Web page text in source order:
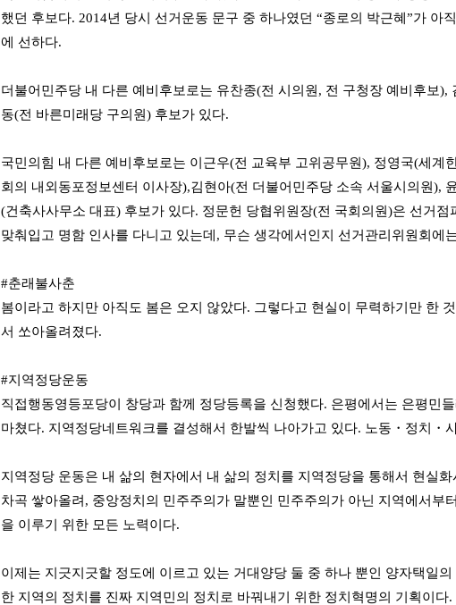
했던 후보다. 2014년 당시 선거운동 문구 중 하나였던 “종로의 박근혜”가 아
에 선하다.
더불어민주당 내 다른 예비후보로는 유찬종(전 시의원, 전 구청장 예비후보),
동(전 바른미래당 구의원) 후보가 있다.
국민의힘 내 다른 예비후보로는 이근우(전 교육부 고위공무원), 정영국(세계
회의 내외동포정보센터 이사장),김현아(전 더불어민주당 소속 서울시의원),
(건축사사무소 대표) 후보가 있다. 정문헌 당협위원장(전 국회의원)은 선거점
맞춰입고 명함 인사를 다니고 있는데, 무슨 생각에서인지 선거관리위원회에
#춘래불사춘
봄이라고 하지만 아직도 봄은 오지 않았다. 그렇다고 현실이 무력하기만 한
서 쏘아올려졌다.
#지역정당운동
직접행동영등포당이 창당과 함께 정당등록을 신청했다. 은평에서는 은평민
마쳤다. 지역정당네트워크를 결성해서 한발씩 나아가고 있다. 노동・정치・
지역정당 운동은 내 삶의 현자에서 내 삶의 정치를 지역정당을 통해서 현실
차곡 쌓아올려, 중앙정치의 민주주의가 말뿐인 민주주의가 아닌 지역에서
을 이루기 위한 모든 노력이다.
이제는 지긋지긋할 정도에 이르고 있는 거대양당 둘 중 하나 뿐인 양자택일
한 지역의 정치를 진짜 지역민의 정치로 바꿔내기 위한 정치혁명의 기획이